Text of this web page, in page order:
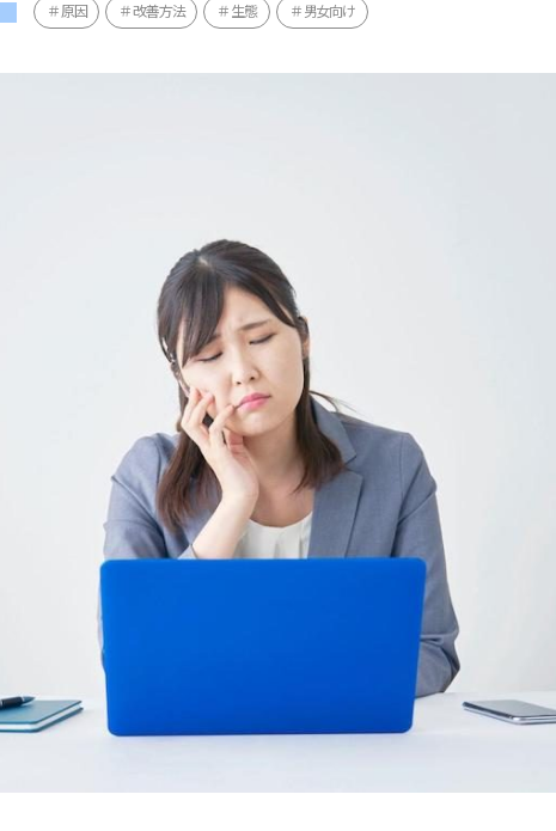
原因 改善方法 生態 男女向け